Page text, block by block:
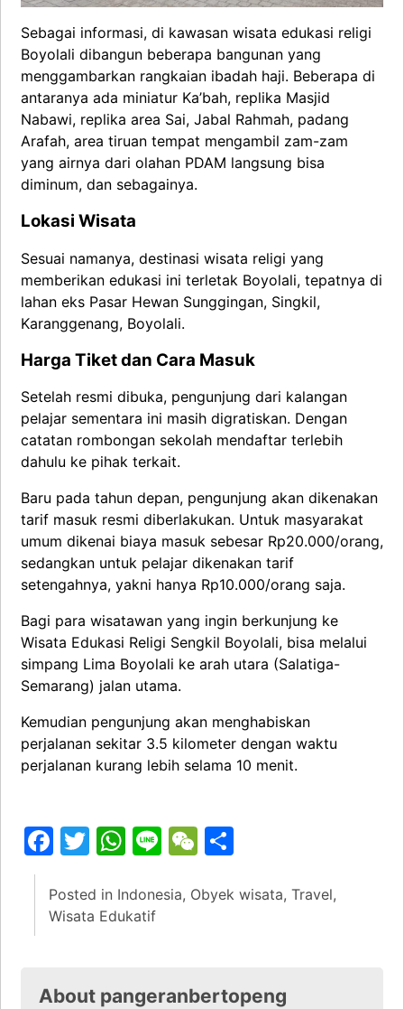
Sebagai informasi, di kawasan wisata edukasi religi
Boyolali dibangun beberapa bangunan yang
menggambarkan rangkaian ibadah haji. Beberapa di
antaranya ada miniatur Ka’bah, replika Masjid
Nabawi, replika area Sai, Jabal Rahmah, padang
Arafah, area tiruan tempat mengambil zam-zam
yang airnya dari olahan PDAM langsung bisa
diminum, dan sebagainya.
Lokasi Wisata
Sesuai namanya, destinasi wisata religi yang
memberikan edukasi ini terletak Boyolali, tepatnya di
lahan eks Pasar Hewan Sunggingan, Singkil,
Karanggenang, Boyolali.
Harga Tiket dan Cara Masuk
Setelah resmi dibuka, pengunjung dari kalangan
pelajar sementara ini masih digratiskan. Dengan
catatan rombongan sekolah mendaftar terlebih
dahulu ke pihak terkait.
Baru pada tahun depan, pengunjung akan dikenakan
tarif masuk resmi diberlakukan. Untuk masyarakat
umum dikenai biaya masuk sebesar Rp20.000/orang,
sedangkan untuk pelajar dikenakan tarif
setengahnya, yakni hanya Rp10.000/orang saja.
Bagi para wisatawan yang ingin berkunjung ke
Wisata Edukasi Religi Sengkil Boyolali, bisa melalui
simpang Lima Boyolali ke arah utara (Salatiga-
Semarang) jalan utama.
Kemudian pengunjung akan menghabiskan
perjalanan sekitar 3.5 kilometer dengan waktu
perjalanan kurang lebih selama 10 menit.
Facebook
Twitter
WhatsApp
LineWeChat
Posted in Indonesia, Obyek wisata, Travel,
Wisata Edukatif
About pangeranbertopeng